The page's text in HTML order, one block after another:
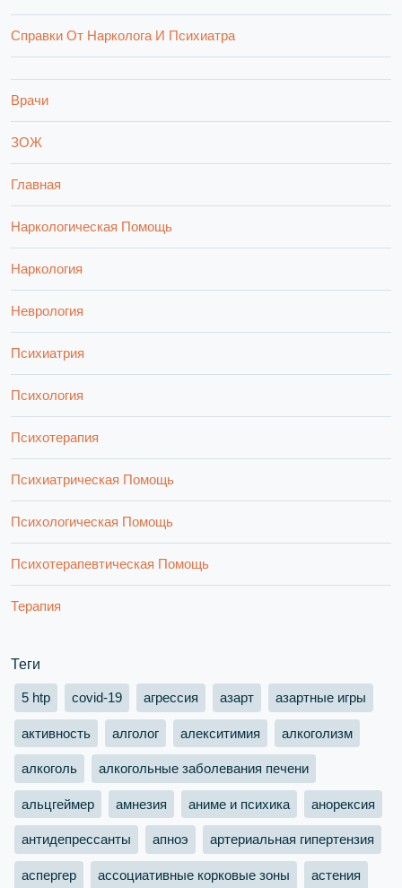
Справки От Нарколога И Психиатра
Врачи
ЗОЖ
Главная
Наркологическая Помощь
Наркология
Неврология
Психиатрия
Психология
Психотерапия
Психиатрическая Помощь
Психологическая Помощь
Психотерапевтическая Помощь
Терапия
Теги
5 htp covid-19 агрессия азарт азартные игры
активность алголог алекситимия алкоголизм
алкоголь алкогольные заболевания печени
альцгеймер амнезия аниме и психика анорексия
антидепрессанты апноэ артериальная гипертензия
аспергер ассоциативные корковые зоны астения